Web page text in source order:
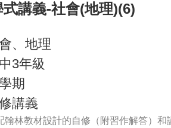
式講義-社會(地理)(6)
、地理
3年級
期
講義
翰林教材設計的自修（附習作解答）和